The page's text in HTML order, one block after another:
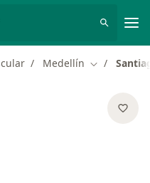
Medellín Cambiar de